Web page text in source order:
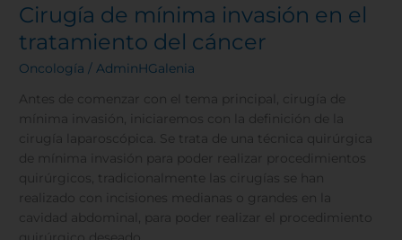
Cirugía de mínima invasión en el
tratamiento del cáncer
Oncología / AdminHGalenia
Antes de comenzar con el tema principal, cirugía de
mínima invasión, iniciaremos con la definición de la
cirugía laparoscópica. Se trata de una técnica quirúrgica
de mínima invasión para poder realizar procedimientos
quirúrgicos, tradicionalmente las cirugías se han
realizado con incisiones medianas o grandes en la
cavidad abdominal, para poder realizar el procedimiento